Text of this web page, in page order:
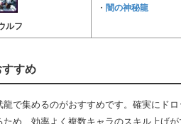
ルフ
・ 闇の神秘龍
すめ
で集めるのがおすすめです。確実にド
め、効率よく複数キャラのスキル上げ